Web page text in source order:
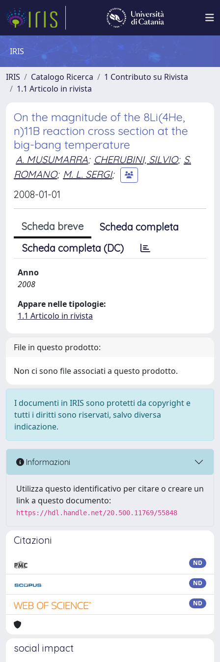
IRIS
IRIS Catalogo Ricerca
1 Contributo su Rivista
1.1 Articolo in rivista
On the magnitude of the 8Li(4He,
n)11B reaction cross section at the
big-bang temperature
A. MUSUMARRA; CHERUBINI, SILVIO; S.
ROMANO; M. L. SERGI;
2008-01-01
Scheda breve
Scheda completa
Scheda completa (DC)
Anno
2008
Appare nelle tipologie:
1.1 Articolo in rivista
File in questo prodotto:
Non ci sono file associati a questo prodotto.
I documenti in IRIS sono protetti da copyright e
tutti i diritti sono riservati, salvo diversa
indicazione.
Informazioni
Utilizza questo identificativo per citare o creare un
link a questo documento:
https://hdl.handle.net/20.500.11769/55848
Citazioni
ND
ND
ND
social impact